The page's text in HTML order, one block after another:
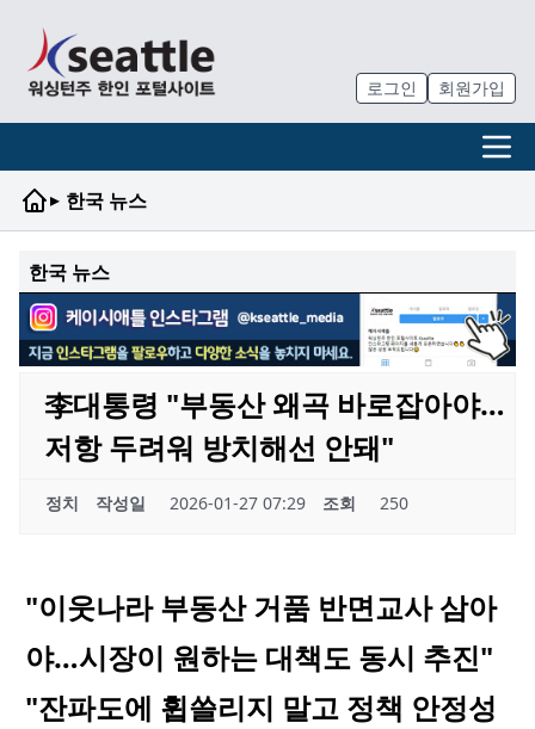
로그인 회원가입
▸ 한국 뉴스
한국 뉴스
李대통령 "부동산 왜곡 바로잡아야…
저항 두려워 방치해선 안돼"
정치 작성일 2026-01-27 07:29 조회 250
"이웃나라 부동산 거품 반면교사 삼아
야…시장이 원하는 대책도 동시 추진"
"잔파도에 휩쓸리지 말고 정책 안정성